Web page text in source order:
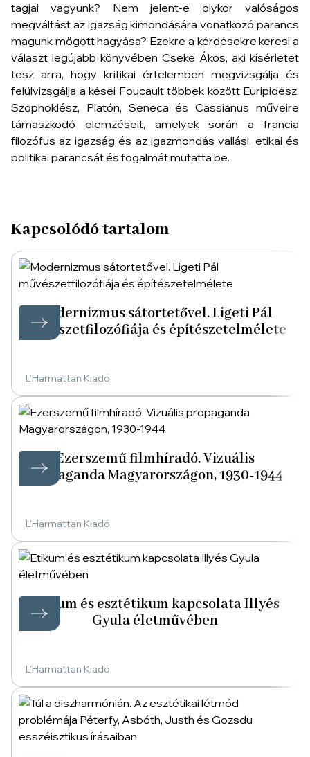
tagjai vagyunk? Nem jelent-e olykor valóságos
megváltást az igazság kimondására vonatkozó parancs
magunk mögött hagyása? Ezekre a kérdésekre keresi a
választ legújabb könyvében Cseke Ákos, aki kísérletet
tesz arra, hogy kritikai értelemben megvizsgálja és
felülvizsgálja a kései Foucault többek között Euripidész,
Szophoklész, Platón, Seneca és Cassianus műveire
támaszkodó elemzéseit, amelyek során a francia
filozófus az igazság és az igazmondás vallási, etikai és
politikai parancsát és fogalmát mutatta be.
Kapcsolódó tartalom
Modernizmus sátortetővel. Ligeti Pál
művészetfilozófiája és építészetelmélete
L'Harmattan Kiadó
Ezerszemű filmhíradó. Vizuális
propaganda Magyarországon, 1930-1944
L'Harmattan Kiadó
Etikum és esztétikum kapcsolata Illyés
Gyula életművében
L'Harmattan Kiadó